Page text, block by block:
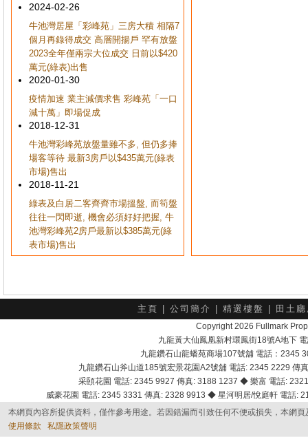
2024-02-26
牛池灣居屋「彩峰苑」三房大積 相隔7
個月再錄得成交 高層開揚戶 罕有放盤
2023全年僅兩宗大位成交 日前以$420
萬元(綠表)出售
2020-01-30
疫情加速 業主減價求售 彩峰苑「一口
減十萬」即場促成
2018-12-31
牛池灣彩峰苑放盤量雖不多, 但仍多捧
場客等待 最新3房戶以$435萬元(綠表
市場)售出
2018-11-21
綠表及白居二客齊齊市場搵盤, 而筍盤
往往一閃即逝, 機會必須好好把握, 牛
池灣彩峰苑2房戶最新以$385萬元(綠
表市場)售出
主頁 公司簡介 精選樓盤 田土
Copyright 2026 Fullmark
九龍黃大仙鳳凰新村環鳳街18號A地下
九龍鑽石山龍蟠苑商場107號舖 電話：2345
九龍鑽石山斧山道185號宏景花園A2號舖 電話: 2345 2229
采頣花園 電話: 2345 9927 傳真: 3188 1237 ◆ 樂富 電話:
威豪花園 電話: 2345 3331 傳真: 2328 9913 ◆ 星河明居/悅庭軒 電話
本網頁內容所提供資料，僅作參考用途。若因錯漏而引致任何不便或損失，本網
使用條款
私隱政策聲明